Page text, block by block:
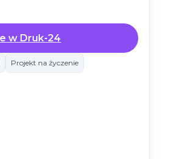
w Druk-24
Projekt na życzenie